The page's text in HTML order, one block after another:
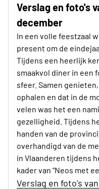
Verslag en foto's
december
In een volle feestzaal
present om de
Tijdens een heerlijk
smaakvol diner in een
sfeer. Samen
ophalen en dat in de
velen was het een
gezelligheid. Tijdens
handen van de
overhandigd van de
in Vlaanderen tijdens
kader van “Neos met
Verslag en foto's